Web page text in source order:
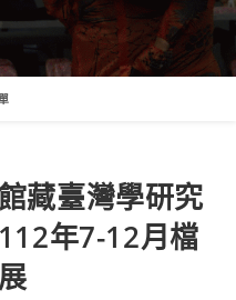
藏臺灣學研究
年7-12月檔